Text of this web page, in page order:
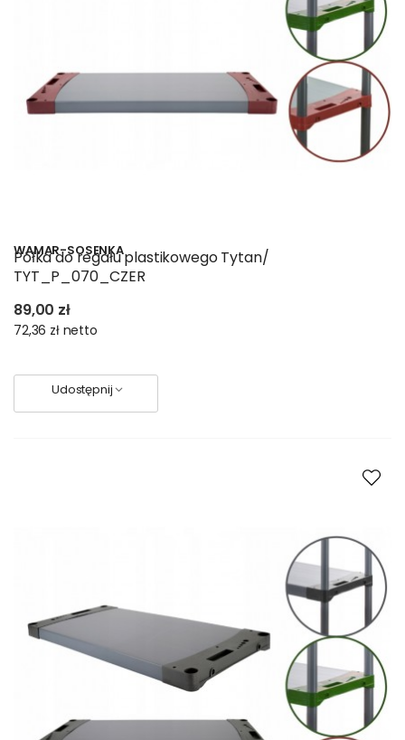
WAMAR-SOSENKA
Półka do regału plastikowego Tytan/
TYT_P_070_CZER
89,00 zł
72,36 zł netto
Udostępnij